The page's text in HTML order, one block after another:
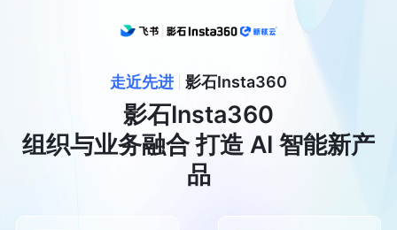
走近先进 影石Insta360
影石Insta360
组织与业务融合 打造 AI 智能新产
品